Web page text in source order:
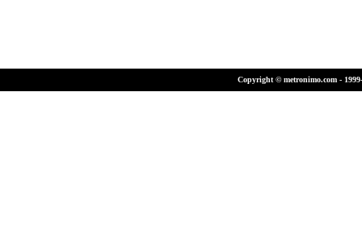
Copyright © metronimo.com -